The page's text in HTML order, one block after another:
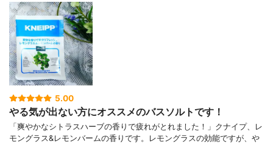
5.00
やる気が出ない方にオススメのバスソルトです！
「爽やかなシトラスハーブの香りで疲れがとれました！」クナイプ、レ
モングラス&レモンバームの香りです。レモングラスの効能ですが、や